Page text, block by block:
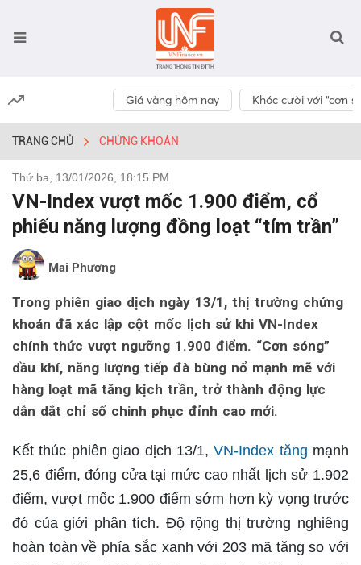
Giá vàng hôm nay Khóc cười với “cơn
TRANG CHỦ CHỨNG KHOÁN
Thứ ba, 13/01/2026, 18:15 PM
VN-Index vượt mốc 1.900 điểm, cổ
phiếu năng lượng đồng loạt “tím trần”
Mai Phương
Trong phiên giao dịch ngày 13/1, thị trường chứng
khoán đã xác lập cột mốc lịch sử khi VN-Index
chính thức vượt ngưỡng 1.900 điểm. “Cơn sóng”
dầu khí, năng lượng tiếp đà bùng nổ mạnh mẽ với
hàng loạt mã tăng kịch trần, trở thành động lực
dẫn dắt chỉ số chinh phục đỉnh cao mới.
Kết thúc phiên giao dịch 13/1,VN-Index tăng mạnh
25,6 điểm, đóng cửa tại mức cao nhất lịch sử 1.902
điểm, vượt mốc 1.900 điểm sớm hơn kỳ vọng trước
đó của giới phân tích. Độ rộng thị trường nghiêng
hoàn toàn về phía sắc xanh với 203 mã tăng so với